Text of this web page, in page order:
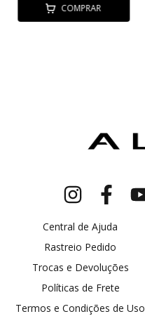
COMPRAR
Central de Ajuda
Rastreio Pedido
Trocas e Devoluções
Políticas de Frete
Termos e Condições de Uso